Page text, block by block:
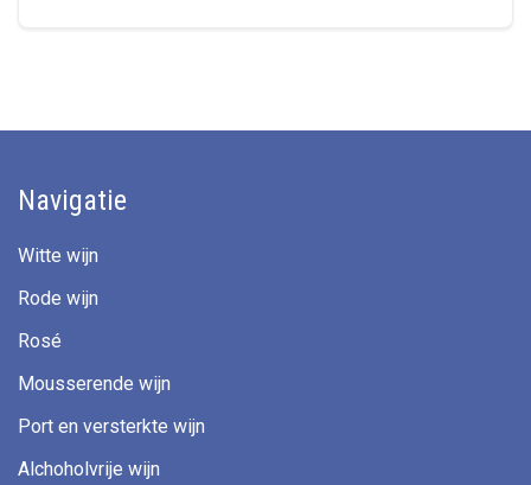
Navigatie
Witte wijn
Rode wijn
Rosé
Mousserende wijn
Port en versterkte wijn
Alchoholvrije wijn